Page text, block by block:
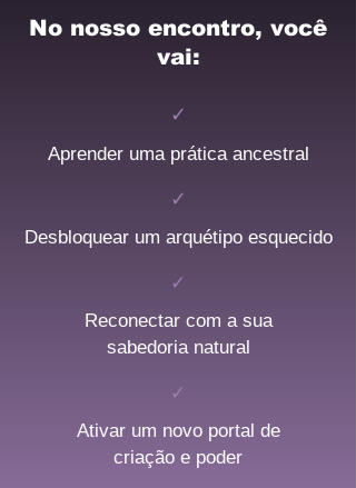
No nosso encontro, você
vai:
✓
Aprender uma prática ancestral
✓
Desbloquear um arquétipo esquecido
✓
Reconectar com a sua
sabedoria natural
✓
Ativar um novo portal de
criação e poder